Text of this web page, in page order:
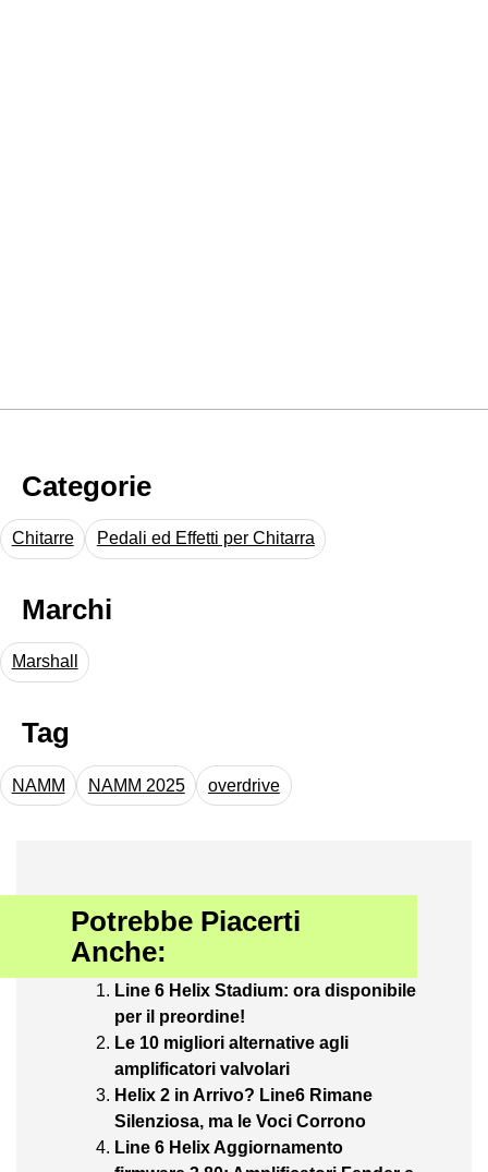
Categorie
Chitarre Pedali ed Effetti per Chitarra
Marchi
Marshall
Tag
NAMM NAMM 2025 overdrive
Potrebbe Piacerti
Anche:
Line 6 Helix Stadium: ora disponibile
per il preordine!
Le 10 migliori alternative agli
amplificatori valvolari
Helix 2 in Arrivo? Line6 Rimane
Silenziosa, ma le Voci Corrono
Line 6 Helix Aggiornamento